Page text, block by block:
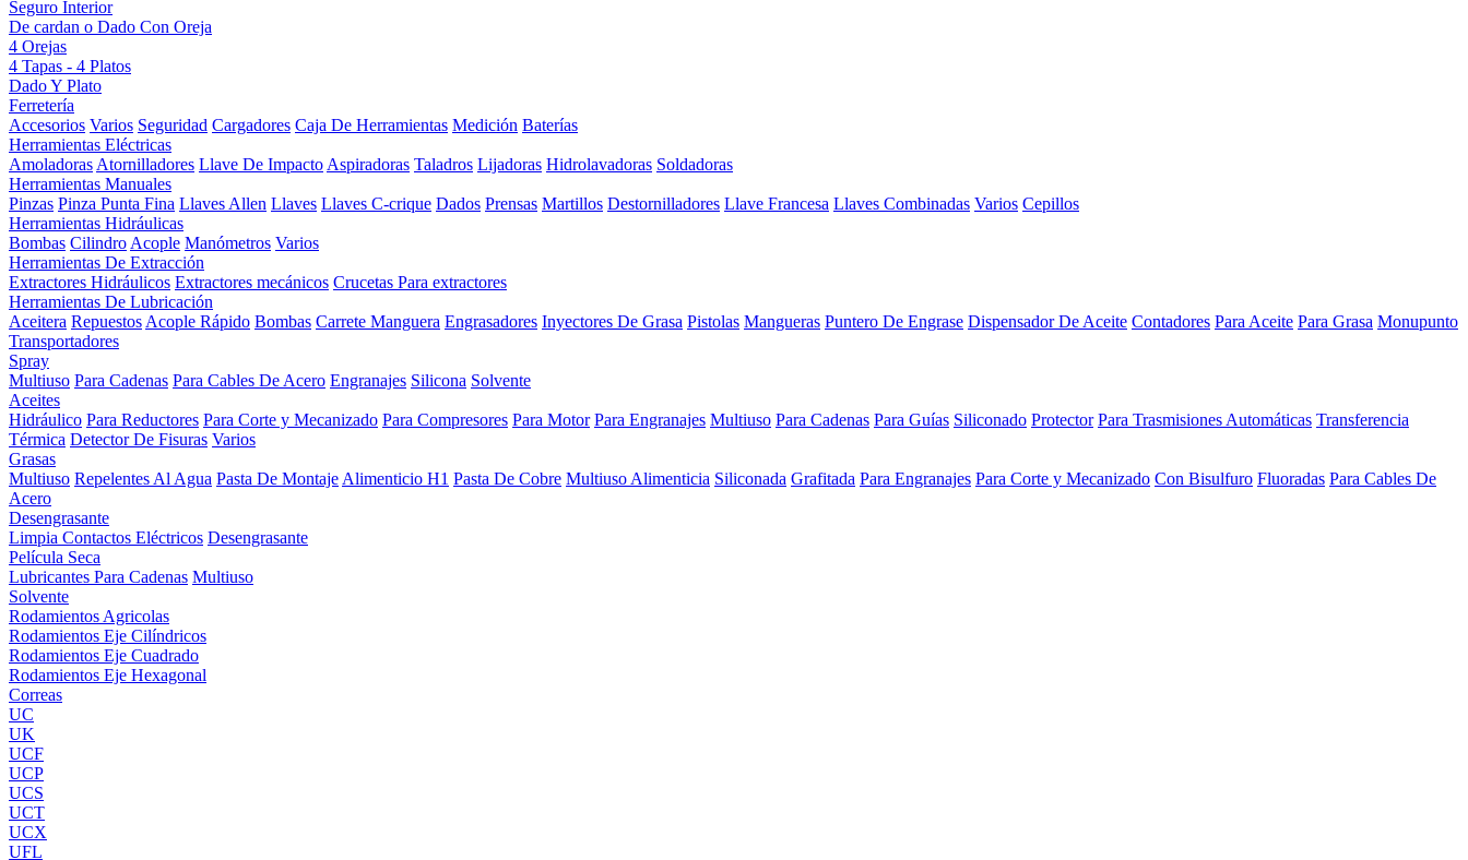
Seguro Interior
De cardan o Dado Con Oreja
4 Orejas
4 Tapas - 4 Platos
Dado Y Plato
Ferretería
Accesorios Varios Seguridad Cargadores Caja De Herramientas Medición Baterías
Herramientas Eléctricas
Amoladoras Atornilladores Llave De Impacto Aspiradoras Taladros Lijadoras Hidrolavadoras Soldadoras
Herramientas Manuales
Pinzas Pinza Punta Fina Llaves Allen Llaves Llaves C-crique Dados Prensas Martillos Destornilladores Llave Francesa Llaves Combinadas Varios Cepillos
Herramientas Hidráulicas
Bombas Cilindro Acople Manómetros Varios
Herramientas De Extracción
Extractores Hidráulicos Extractores mecánicos Crucetas Para extractores
Herramientas De Lubricación
Aceitera Repuestos Acople Rápido Bombas Carrete Manguera Engrasadores Inyectores De Grasa Pistolas Mangueras Puntero De Engrase Dispensador De Aceite Contadores Para Aceite Para Grasa Monupunto
Transportadores
Spray
Multiuso Para Cadenas Para Cables De Acero Engranajes Silicona Solvente
Aceites
Hidráulico Para Reductores Para Corte y Mecanizado Para Compresores Para Motor Para Engranajes Multiuso Para Cadenas Para Guías Siliconado Protector Para Trasmisiones Automáticas Transferencia
Térmica Detector De Fisuras Varios
Grasas
Multiuso Repelentes Al Agua Pasta De Montaje Alimenticio H1 Pasta De Cobre Multiuso Alimenticia Siliconada Grafitada Para Engranajes Para Corte y Mecanizado Con Bisulfuro Fluoradas Para Cables De
Acero
Desengrasante
Limpia Contactos Eléctricos Desengrasante
Película Seca
Lubricantes Para Cadenas Multiuso
Solvente
Rodamientos Agricolas
Rodamientos Eje Cilíndricos
Rodamientos Eje Cuadrado
Rodamientos Eje Hexagonal
Correas
UC
UK
UCF
UCP
UCS
UCT
UCX
UFL